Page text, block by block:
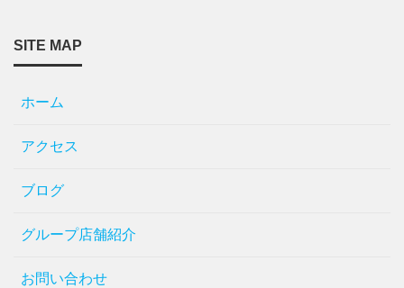
SITE MAP
ホーム
アクセス
ブログ
グループ店舗紹介
お問い合わせ